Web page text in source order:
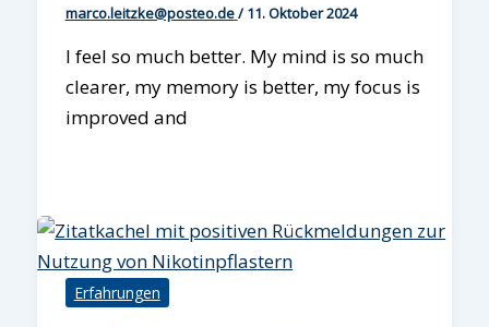
marco.leitzke@posteo.de/11. Oktober 2024
I feel so much better. My mind is so much
clearer, my memory is better, my focus is
improved and
Erfahrungen